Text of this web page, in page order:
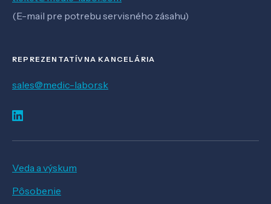
(E-mail pre potrebu servisného zásahu)
REPREZENTATÍVNA KANCELÁRIA
sales@medic-labor.sk
Veda a výskum
Pôsobenie